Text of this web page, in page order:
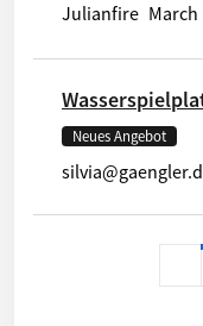
Julianfire March
Neues Angebot